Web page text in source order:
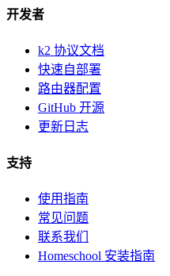
开发者
k2 协议文档
快速自部署
路由器配置
GitHub 开源
更新日志
支持
使用指南
常见问题
联系我们
Homeschool 安装指南